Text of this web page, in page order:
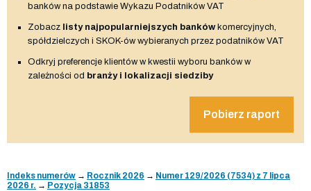
banków na podstawie Wykazu Podatników VAT
Zobacz listy najpopularniejszych bankówkomercyjnych,
spółdzielczych i SKOK-ów wybieranych przez podatników VAT
Odkryj preferencje klientów w kwestii wyboru banków w
zależności od branży i lokalizacji siedziby
Pobierz raport
Indeks numerów → Rocznik 2026 → Numer 129/2026 (7534) z 7 lipca
2026 r. → Pozycja 31853